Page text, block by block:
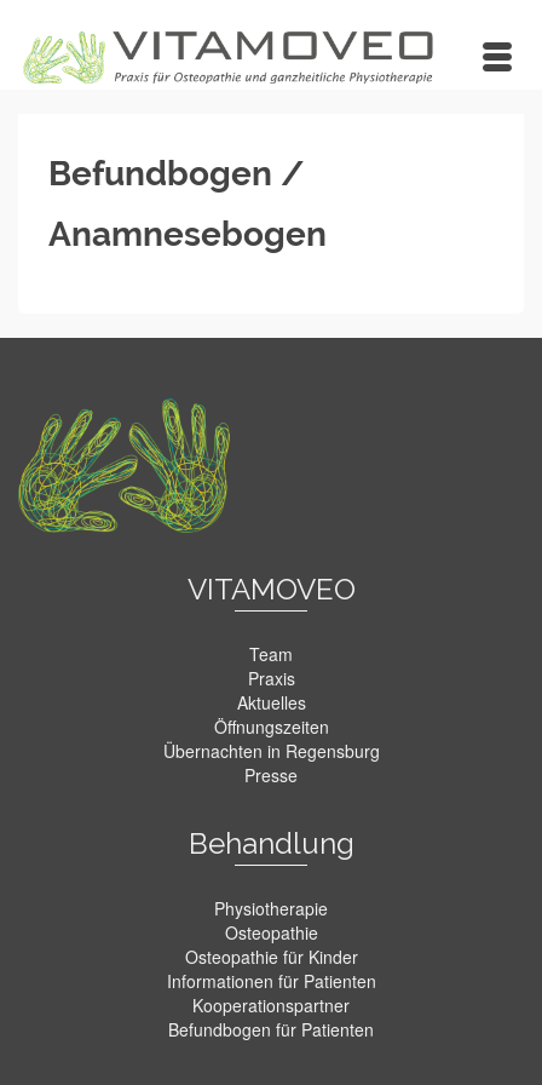
Befundbogen /
Anamnesebogen
VITAMOVEO
Team
Praxis
Aktuelles
Öffnungszeiten
Übernachten in Regensburg
Presse
Behandlung
Physiotherapie
Osteopathie
Osteopathie für Kinder
Informationen für Patienten
Kooperationspartner
Befundbogen für Patienten